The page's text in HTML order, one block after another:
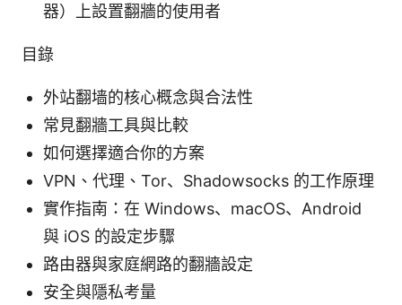
器）上設置翻牆的使用者
目錄
外站翻墙的核心概念與合法性
常見翻牆工具與比較
如何選擇適合你的方案
VPN、代理、Tor、Shadowsocks 的工作原理
實作指南：在 Windows、macOS、Android
與 iOS 的設定步驟
路由器與家庭網路的翻牆設定
安全與隱私考量